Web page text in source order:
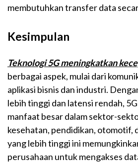
membutuhkan transfer data
Kesimpulan
Teknologi 5G meningkatkan
berbagai aspek, mulai dari
aplikasi bisnis dan industri.
lebih tinggi dan latensi rendah,
manfaat besar dalam sektor-
kesehatan, pendidikan, otomotif,
yang lebih tinggi ini
perusahaan untuk mengakses